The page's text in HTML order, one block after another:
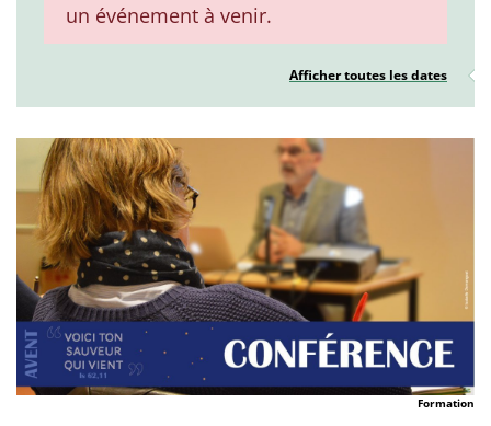
un événement à venir.
Afficher toutes les dates
Formation